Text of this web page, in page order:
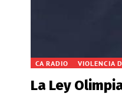
CA RADIO VIOLENCIA
La Ley